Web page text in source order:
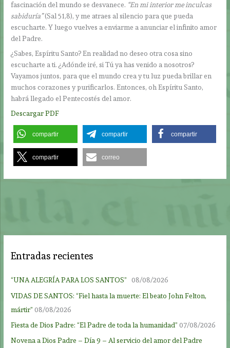
fascinación del mundo se desvanece. “En mi interior me inculcas
sabiduría”(Sal 51,8), y me atraes al silencio para que pueda
escucharte. Y luego vuelves a enviarme a anunciar el infinito amor
del Padre.
¿Sabes, Espíritu Santo? En realidad no deseo otra cosa sino
escucharte a ti. ¿Adónde iré, si Tú ya has venido a nosotros?
Vayamos juntos, para que el mundo crea y tu luz pueda brillar en
muchos corazones y purificarlos. Entonces, oh Espíritu Santo,
habrá llegado el Pentecostés del amor.
Descargar PDF
compartir compartir compartir
compartir correo
Entradas recientes
“UNA ALEGRÍA PARA LOS SANTOS”
08/08/2026
VIDAS DE SANTOS: “Fiel hasta la muerte: El beato John Felton,
mártir” 08/08/2026
Fiesta de Dios Padre: “El Padre de toda la humanidad” 07/08/2026
Novena a Dios Padre – Día 9 – Al servicio del amor del Padre